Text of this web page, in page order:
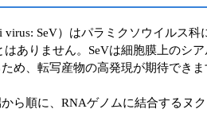
virus: SeV）はパラミクソウイルス
ありません。SeVは細胞膜上のシ
め、転写産物の高発現が期待でき
ら順に、RNAゲノムに結合するヌ